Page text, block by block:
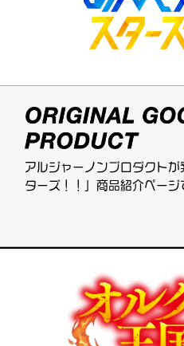
アルジャーノンプロダクト
ターズ！！」商品紹介ページ